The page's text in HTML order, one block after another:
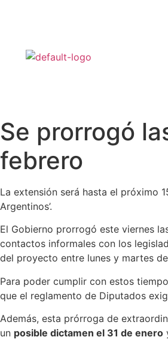
Se prorrogó
febrero
La extensión será hasta el próximo
Argentinos’.
El Gobierno prorrogó este viernes
contactos informales con los
del proyecto entre lunes y martes
Para poder cumplir con estos
que el reglamento de Diputados
Además, esta prórroga de
un posible dictamen el 31 de enero